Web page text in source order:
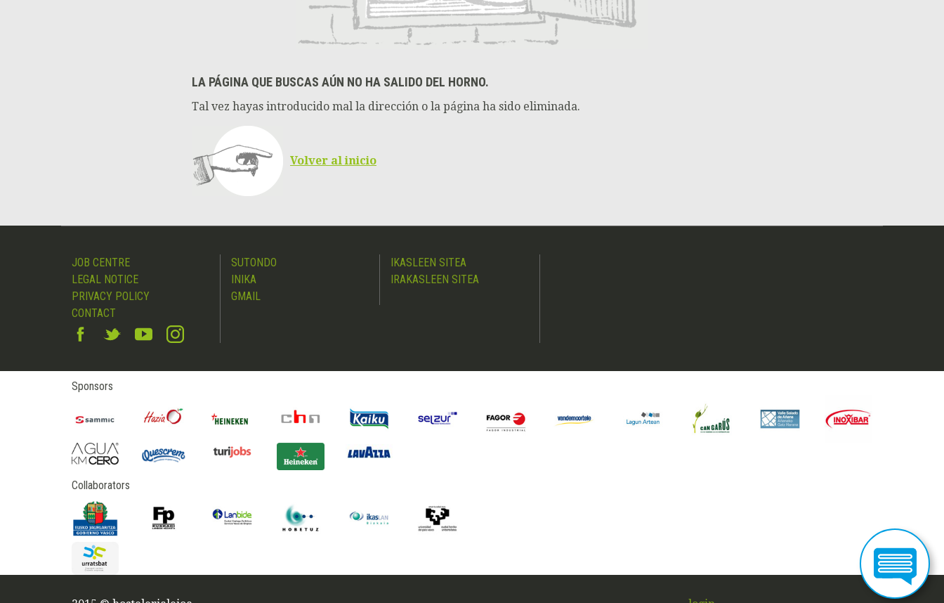
LA PÁGINA QUE BUSCAS AÚN NO HA SALIDO DEL HORNO.
Tal vez hayas introducido mal la dirección o la página ha sido eliminada.
Volver al inicio
JOB CENTRE
LEGAL NOTICE
PRIVACY POLICY
CONTACT
SUTONDO
INIKA
GMAIL
IKASLEEN SITEA
IRAKASLEEN SITEA
Sponsors
Collaborators